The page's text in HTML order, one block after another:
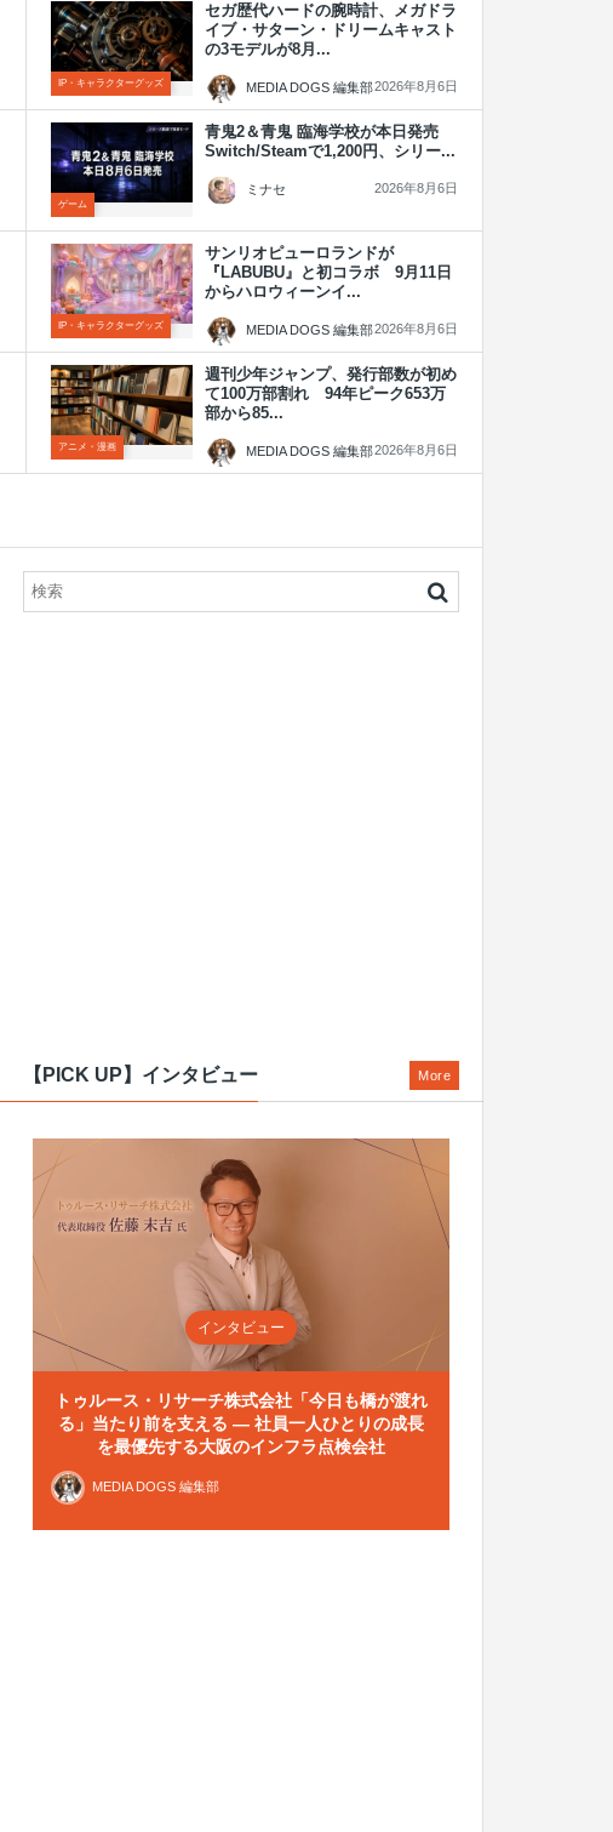
IP・キャラクターグッズ
セガ歴代ハードの腕時計、メガドラ
イブ・サターン・ドリームキャスト
の3モデルが8月...
MEDIA DOGS 編集部2026年8月6日
ゲーム
青鬼2＆青鬼 臨海学校が本日発売
Switch/Steamで1,200円、シリー...
ミナセ 2026年8月6日
IP・キャラクターグッズ
サンリオピューロランドが
『LABUBU』と初コラボ 9月11日
からハロウィーンイ...
MEDIA DOGS 編集部2026年8月6日
アニメ・漫画
週刊少年ジャンプ、発行部数が初め
て100万部割れ 94年ピーク653万
部から85...
MEDIA DOGS 編集部2026年8月6日
【PICK UP】インタビュー
トゥルース・リサーチ株式会社「今日も橋が渡れ
る」当たり前を支える — 社員一人ひとりの成長
を最優先する大阪のインフラ点検会社
MEDIA DOGS 編集部
インタビュー
More